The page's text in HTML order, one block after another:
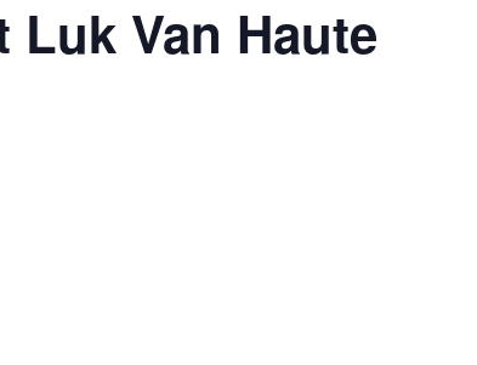
Luk Van Haute